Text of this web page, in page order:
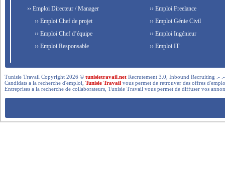
›› Emploi Directeur / Manager
›› Emploi Chef de projet
›› Emploi Chef d’équipe
›› Emploi Responsable
›› Emploi Freelance
›› Emploi Génie Civil
›› Emploi Ingénieur
›› Emploi IT
Tunisie Travail Copyright 2026 ©tunisietravail.net Recrutement 3.0, Inbound Recruiting .-
Candidats a la recherche d'emploi,Tunisie Travail vous permet de retrouver des offres
Entreprises a la recherche de collaborateurs, Tunisie Travail vous permet de diffuser vos